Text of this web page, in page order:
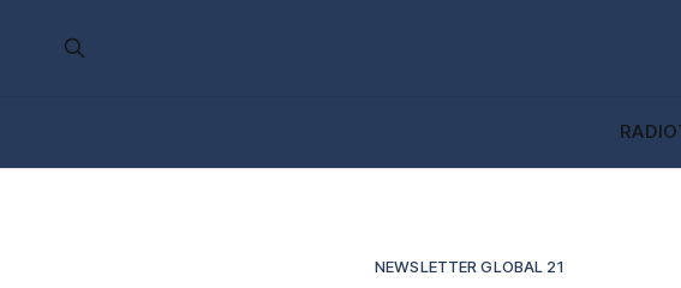
RADIO
NEWSLETTER GLOBAL 21